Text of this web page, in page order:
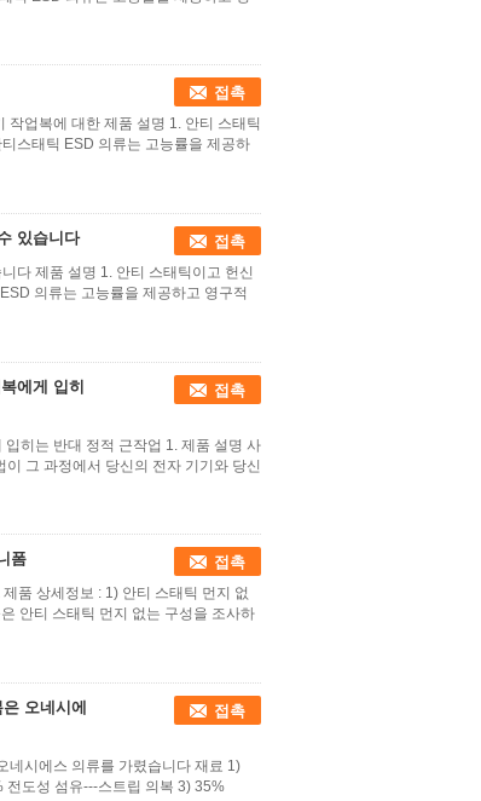
접촉
작업복에 대한 제품 설명 1. 안티 스태틱
스태틱 ESD 의류는 고능률을 제공하
있습니다 접촉
다 제품 설명 1. 안티 스태틱이고 헌신
의류는 고능률을 제공하고 영구적
에게 입히
접촉
히는 반대 정적 근작업 1. 제품 설명 사
그 과정에서 당신의 전자 기기와 당신
폼 접촉
품 상세정보 : 1) 안티 스태틱 먼지 없
안티 스태틱 먼지 없는 구성을 조사하
오네시에
접촉
네시에스 의류를 가렸습니다 재료 1)
도성 섬유---스트립 의복 3) 35%